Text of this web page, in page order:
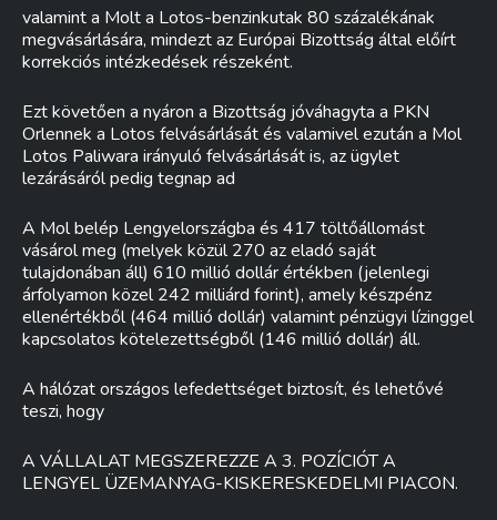
valamint a Molt a Lotos-benzinkutak 80 százalékának
megvásárlására, mindezt az Európai Bizottság által előírt
korrekciós intézkedések részeként.
Ezt követően a nyáron a Bizottság jóváhagyta a PKN
Orlennek a Lotos felvásárlását és valamivel ezután a Mol
Lotos Paliwara irányuló felvásárlását is, az ügylet
lezárásáról pedig tegnap ad
A Mol belép Lengyelországba és 417 töltőállomást
vásárol meg (melyek közül 270 az eladó saját
tulajdonában áll) 610 millió dollár értékben (jelenlegi
árfolyamon közel 242 milliárd forint), amely készpénz
ellenértékből (464 millió dollár) valamint pénzügyi lízinggel
kapcsolatos kötelezettségből (146 millió dollár) áll.
A hálózat országos lefedettséget biztosít, és lehetővé
teszi, hogy
A VÁLLALAT MEGSZEREZZE A 3. POZÍCIÓT A
LENGYEL ÜZEMANYAG-KISKERESKEDELMI PIACON.